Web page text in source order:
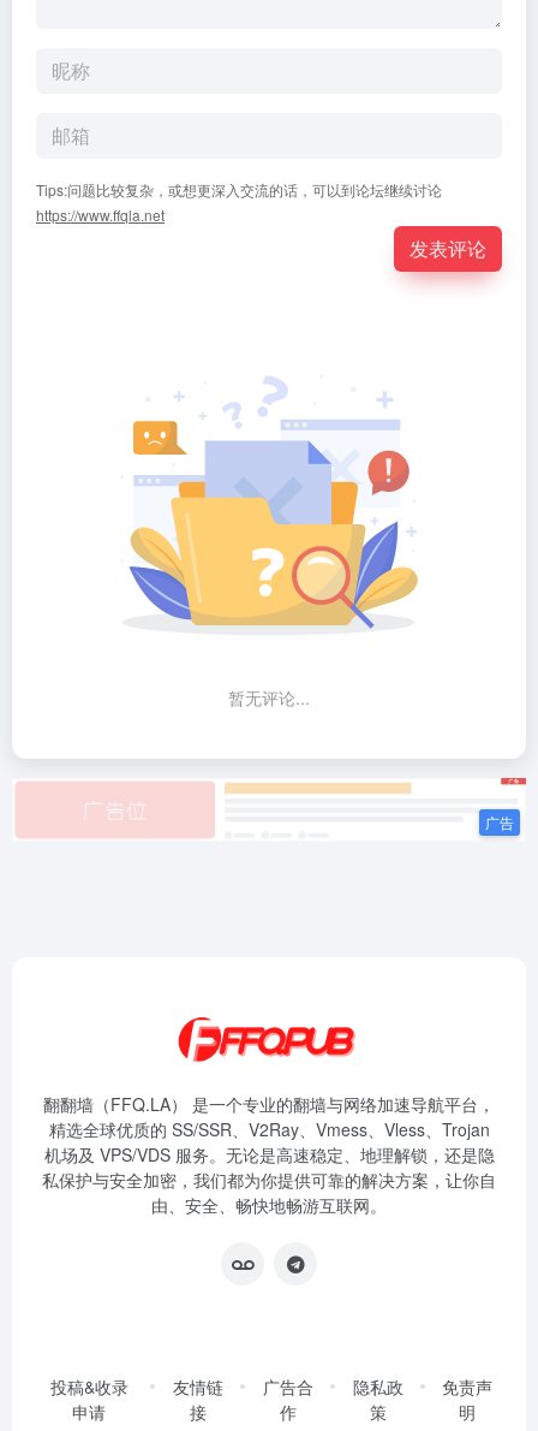
Tips:问题比较复杂，或想更深入交流的话，可以到论坛继续讨论
https://www.ffqla.net
发表评论
暂无评论...
翻翻墙（FFQ.LA） 是一个专业的翻墙与网络加速导航平台，
精选全球优质的 SS/SSR、V2Ray、Vmess、Vless、Trojan
机场及 VPS/VDS 服务。无论是高速稳定、地理解锁，还是隐
私保护与安全加密，我们都为你提供可靠的解决方案，让你自
由、安全、畅快地畅游互联网。
投稿&收录
申请
友情链
接
广告合
作
隐私政
策
免责声
明